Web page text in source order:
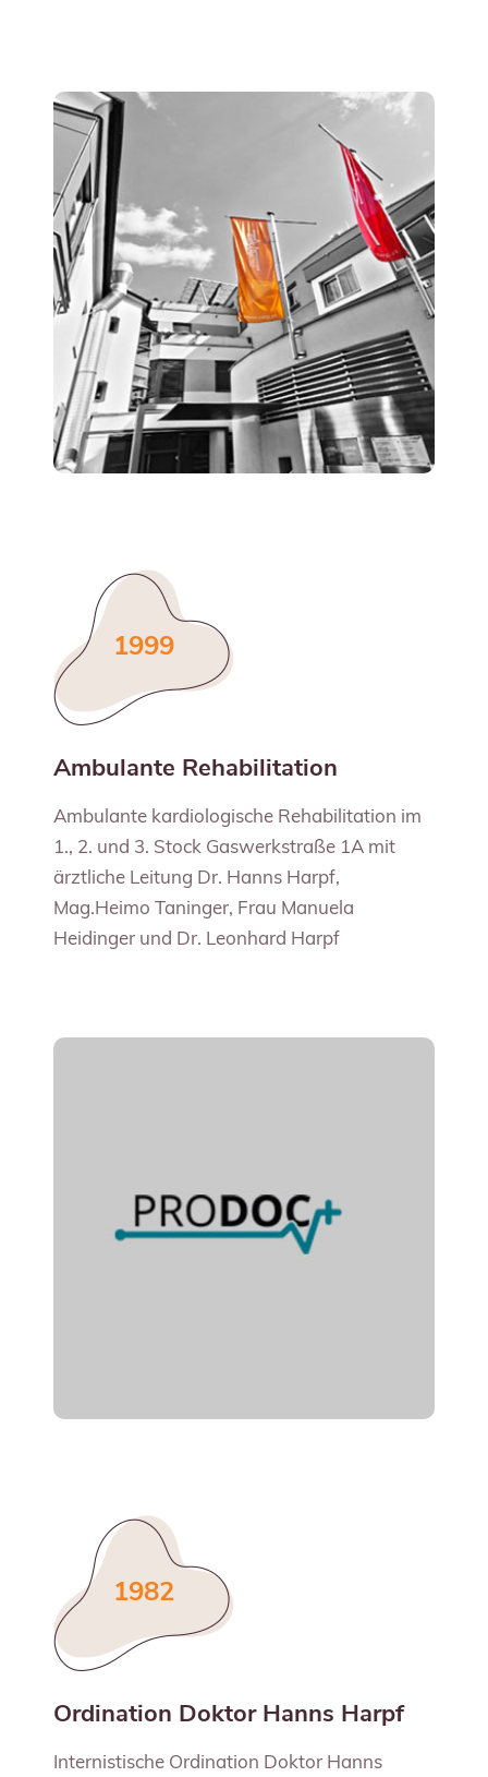
1999
Ambulante Rehabilitation
Ambulante kardiologische Rehabilitation im
1., 2. und 3. Stock Gaswerkstraße 1A mit
ärztliche Leitung Dr. Hanns Harpf,
Mag.Heimo Taninger, Frau Manuela
Heidinger und Dr. Leonhard Harpf
1982
Ordination Doktor Hanns Harpf
Internistische Ordination Doktor Hanns